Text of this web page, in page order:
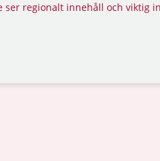
ser regionalt innehåll och viktig